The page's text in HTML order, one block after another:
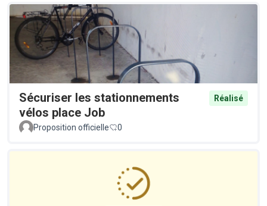
Sécuriser les stationnements
vélos place Job
Réalisé
Proposition officielle 0